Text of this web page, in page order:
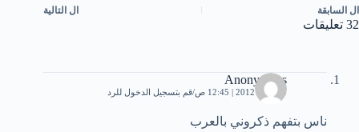
ال السابقة ال التالية
32 تعليقات
Anonymous
30 مايو، 2012 | 12:45 ص قم بتسجيل الدخول للرد
ناس بتفهم ذكروني بالعرب